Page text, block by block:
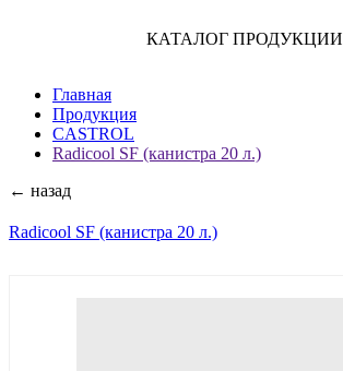
КАТАЛОГ ПРОДУКЦИИ
Главная
Продукция
CASTROL
Radicool SF (канистра 20 л.)
← назад
Radicool SF (канистра 20 л.)